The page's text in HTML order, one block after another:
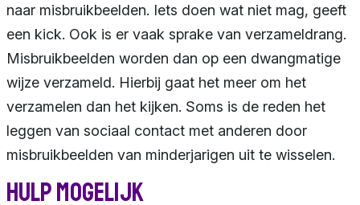
naar misbruikbeelden. Iets doen wat niet mag, geeft
een kick. Ook is er vaak sprake van verzameldrang.
Misbruikbeelden worden dan op een dwangmatige
wijze verzameld. Hierbij gaat het meer om het
verzamelen dan het kijken. Soms is de reden het
leggen van sociaal contact met anderen door
misbruikbeelden van minderjarigen uit te wisselen.
Hulp mogelijk